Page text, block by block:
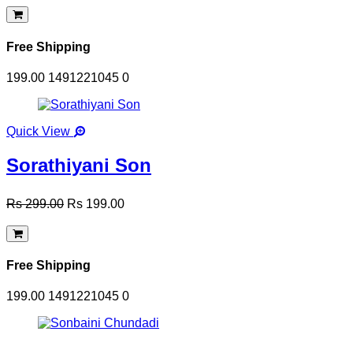
Free Shipping
199.00 1491221045 0
Quick View
Sorathiyani Son
Rs 299.00 Rs 199.00
Free Shipping
199.00 1491221045 0